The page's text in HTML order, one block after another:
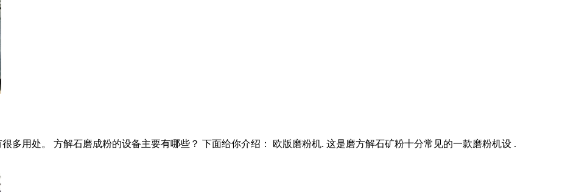
多用处。 方解石磨成粉的设备主要有哪些？ 下面给你介绍： 欧版磨粉机. 这是磨方解石矿粉十分常见的一款磨粉机设 .